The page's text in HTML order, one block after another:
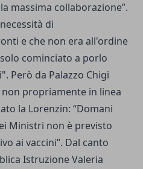
massima collaborazione”.
di
e che non era all'ordine
cominciato a porlo
Però da Palazzo Chigi
propriamente in linea
la Lorenzin: “Domani
Ministri non è previsto
ai vaccini”. Dal canto
Istruzione Valeria